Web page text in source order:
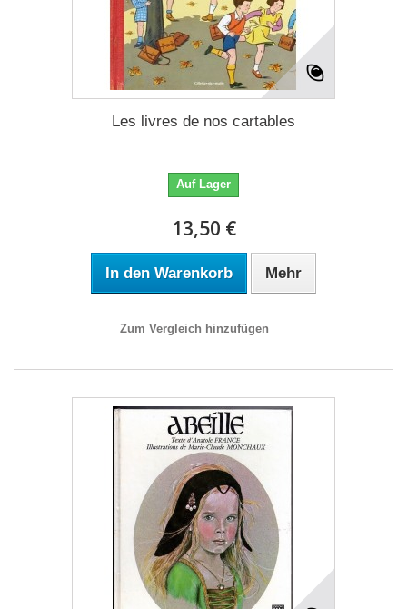
Les livres de nos cartables
Auf Lager
13,50 €
In den Warenkorb Mehr
Zum Vergleich hinzufügen